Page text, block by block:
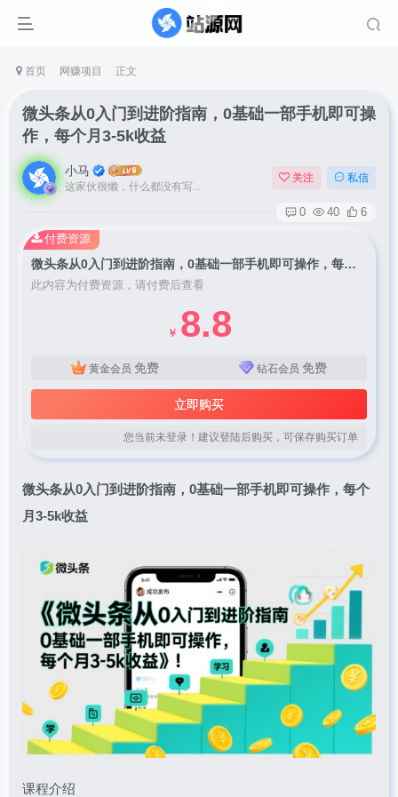
首页 网赚项目 正文
微头条从0入门到进阶指南，0基础一部手机即可操
作，每个月3-5k收益
小马
这家伙很懒，什么都没有写...
关注 私信
0 40 6
微头条从0入门到进阶指南，0基础一部手机即可操作，每个月3-5k收益
此内容为付费资源，请付费后查看
￥ 8.8
黄金会员 免费 钻石会员 免费
立即购买
您当前未登录！建议登陆后购买，可保存购买订单
付费资源
微头条从0入门到进阶指南，0基础一部手机即可操作，每个
月3-5k收益
课程介绍